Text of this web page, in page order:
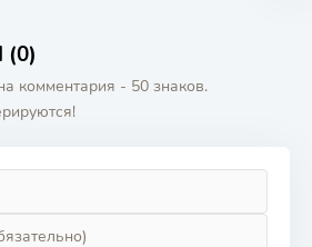
комментария - 50 знаков.